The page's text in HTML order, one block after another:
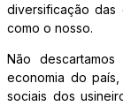
diversificação das
como o nosso.
Não
economia do
sociais dos